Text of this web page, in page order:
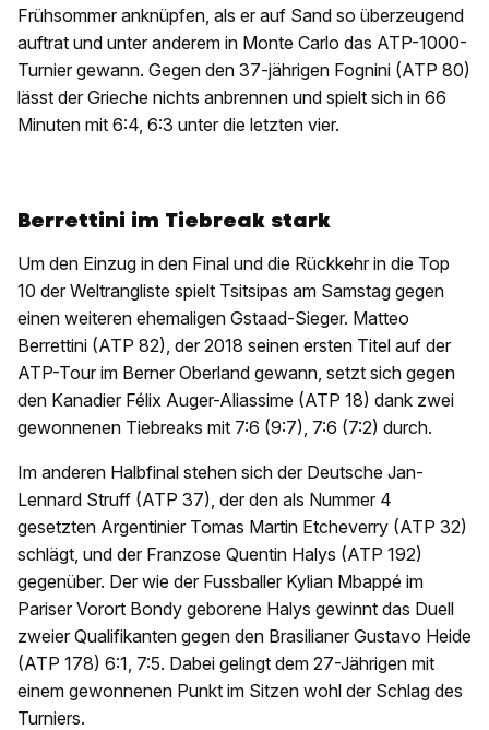
Frühsommer anknüpfen, als er auf Sand so überzeugend
auftrat und unter anderem in Monte Carlo das ATP-1000-
Turnier gewann. Gegen den 37-jährigen Fognini (ATP 80)
lässt der Grieche nichts anbrennen und spielt sich in 66
Minuten mit 6:4, 6:3 unter die letzten vier.
Berrettini im Tiebreak stark
Um den Einzug in den Final und die Rückkehr in die Top
10 der Weltrangliste spielt Tsitsipas am Samstag gegen
einen weiteren ehemaligen Gstaad-Sieger. Matteo
Berrettini (ATP 82), der 2018 seinen ersten Titel auf der
ATP-Tour im Berner Oberland gewann, setzt sich gegen
den Kanadier Félix Auger-Aliassime (ATP 18) dank zwei
gewonnenen Tiebreaks mit 7:6 (9:7), 7:6 (7:2) durch.
Im anderen Halbfinal stehen sich der Deutsche Jan-
Lennard Struff (ATP 37), der den als Nummer 4
gesetzten Argentinier Tomas Martin Etcheverry (ATP 32)
schlägt, und der Franzose Quentin Halys (ATP 192)
gegenüber. Der wie der Fussballer Kylian Mbappé im
Pariser Vorort Bondy geborene Halys gewinnt das Duell
zweier Qualifikanten gegen den Brasilianer Gustavo Heide
(ATP 178) 6:1, 7:5. Dabei gelingt dem 27-Jährigen mit
einem gewonnenen Punkt im Sitzen wohl der Schlag des
Turniers.